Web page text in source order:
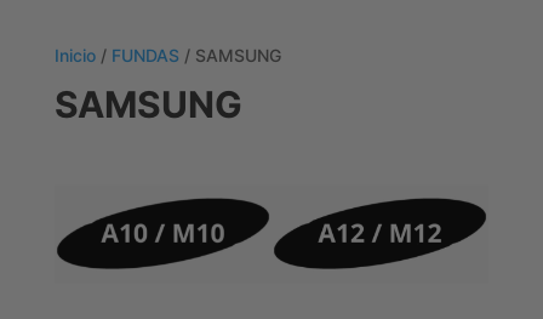
Inicio/ FUNDAS / SAMSUNG
SAMSUNG